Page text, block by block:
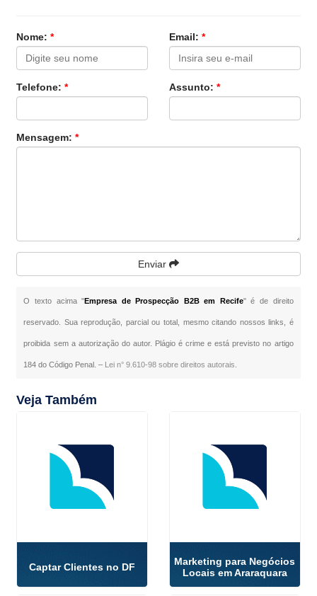
Nome:* Email: *
Telefone:* Assunto: *
Mensagem:*
Enviar
O texto acima "Empresa de Prospecção B2B em Recife" é de direito
reservado. Sua reprodução, parcial ou total, mesmo citando nossos links, é
proibida sem a autorização do autor. Plágio é crime e está previsto no artigo
184 do Código Penal. – Lei n° 9.610-98 sobre direitos autorais
Veja Também
Captar Clientes no DF
Marketing para Negócios
Locais em Araraquara